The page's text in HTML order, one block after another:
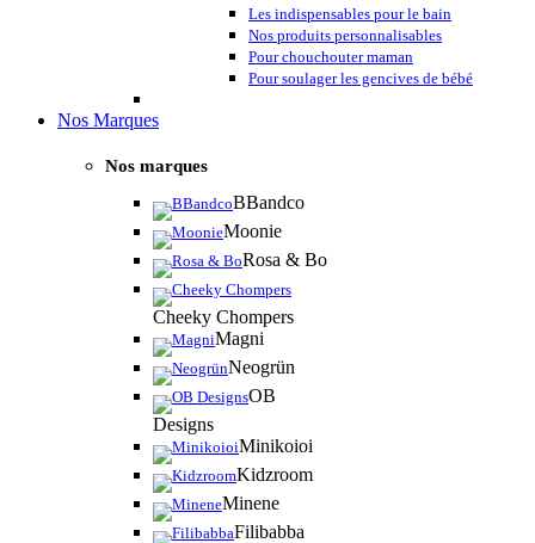
Les indispensables pour le bain
Nos produits personnalisables
Pour chouchouter maman
Pour soulager les gencives de bébé
Nos Marques
Nos marques
BBandco
Moonie
Rosa & Bo
Cheeky Chompers
Magni
Neogrün
OB
Designs
Minikoioi
Kidzroom
Minene
Filibabba